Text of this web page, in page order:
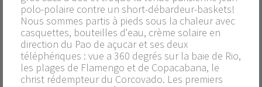
polo-polaire contre un short-débardeur-baskets!
Nous sommes partis à pieds sous la chaleur avec
casquettes, bouteilles d'eau, crème solaire en
direction du Pao de açucar et ses deux
téléphériques : vue a 360 degrés sur la baie de Rio,
les plages de Flamengo et de Copacabana, le
christ rédempteur du Corcovado. Les premiers